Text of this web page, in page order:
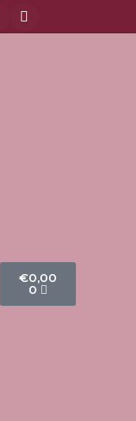
€0,00
0